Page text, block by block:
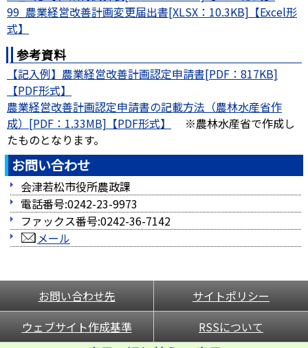
99_農業経営改善計画変更届出書[XLSX：10.3KB]
参考資料
【記入例】農業経営改善計画認定申請書[PDF：817KB]
農業経営改善計画認定申請書の記載方法（農林水産省作
成）[PDF：1.33MB]
※農林水産省で作成し
たものとなります。
お問い合わせ
会津若松市役所農政課
電話番号:0242-23-9973
ファックス番号:0242-36-7142
メール
お問い合わせ先
サイトポリシー
ウェブサイト作成基準
RSSについて